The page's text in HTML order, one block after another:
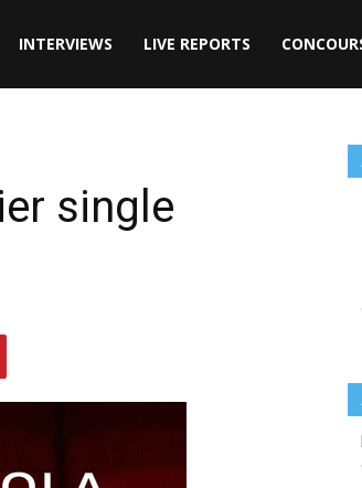
INTERVIEWS LIVE REPORTS
single